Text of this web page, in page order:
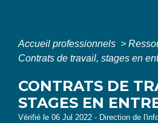
Accueil professionnels >
Contrats de travail, stages en
CONTRATS DE
STAGES EN
Vérifié le 06 Jul 2022 - Direction de